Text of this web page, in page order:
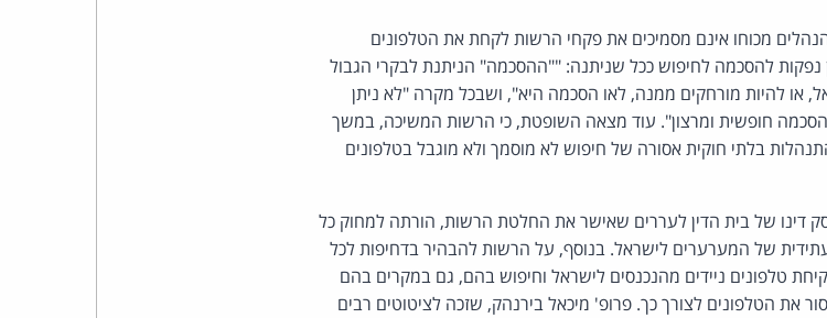
מכוחו אינם מסמיכים את פקחי הרשות לקחת את הטלפונים
נפקות להסכמה לחיפוש ככל שניתנה: ""ההסכמה" הניתנת לבקרי הגבול
או להיות מורחקים ממנה, לאו הסכמה היא", ושבכל מקרה "לא ניתן
חופשית ומרצון". עוד מצאה השופטת, כי הרשות המשיכה, במשך
בלתי חוקית אסורה של חיפוש לא מוסמך ולא מוגבל בטלפונים
של בית הדין לעררים שאישר את החלטת הרשות, הורתה למחוק כל
של המערערים לישראל. בנוסף, על הרשות להבהיר בדחיפות לכל
טלפונים ניידים מהנכנסים לישראל וחיפוש בהם, גם במקרים בהם
הטלפונים לצורך כך. פרופ' מיכאל בירנהק, שזכה לציטוטים רבים